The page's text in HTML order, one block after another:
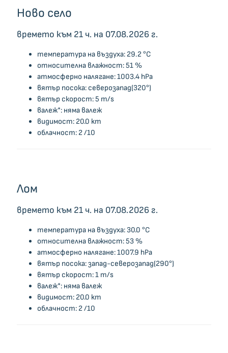
Ново село
времето към 21 ч. на 07.08.2026 г.
температура на въздуха: 29.2 °C
относителна влажност: 51 %
атмосферно налягане: 1003.4 hPa
вятър посока: северозапад(320°)
вятър скорост: 5 m/s
валеж*: няма валеж
видимост: 20.0 km
облачност: 2 /10
Лом
времето към 21 ч. на 07.08.2026 г.
температура на въздуха: 30.0 °C
относителна влажност: 53 %
атмосферно налягане: 1007.9 hPa
вятър посока: запад-северозапад(290°)
вятър скорост: 1 m/s
валеж*: няма валеж
видимост: 20.0 km
облачност: 2 /10